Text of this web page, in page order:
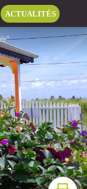
ACTUALITÉS
Imprimer